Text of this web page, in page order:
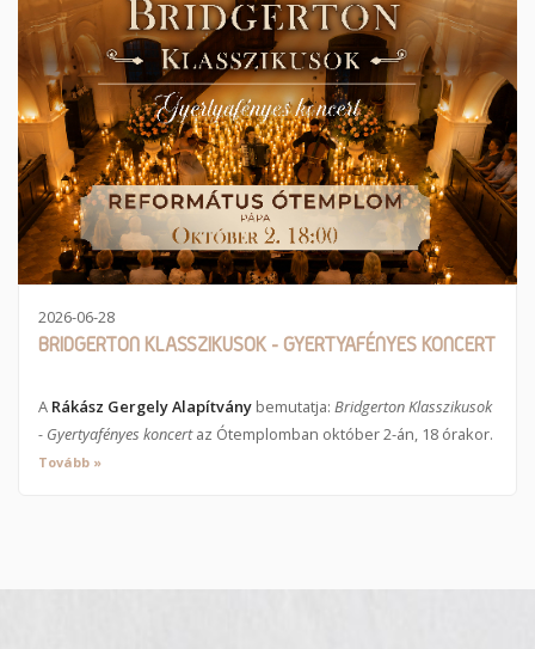
2026-06-28
BRIDGERTON KLASSZIKUSOK - GYERTYAFÉNYES KONCERT
A Rákász Gergely Alapítványbemutatja: Bridgerton Klasszikusok
- Gyertyafényes koncertaz Ótemplomban október 2-án, 18 órakor.
Tovább »